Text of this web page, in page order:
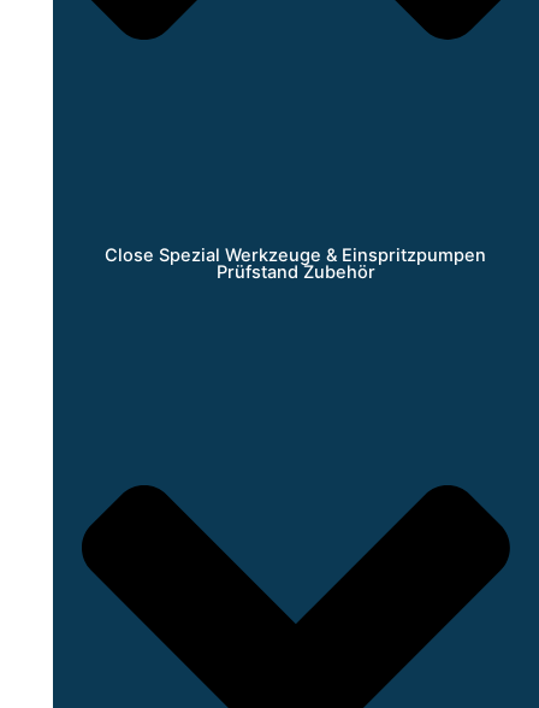
Close Spezial Werkzeuge & Einspritzpumpen
Prüfstand Zubehör